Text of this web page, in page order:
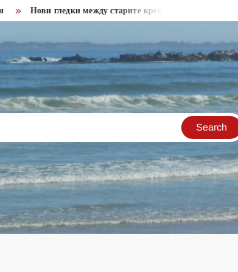
Нови гледки между старите крепостни стени във Видин